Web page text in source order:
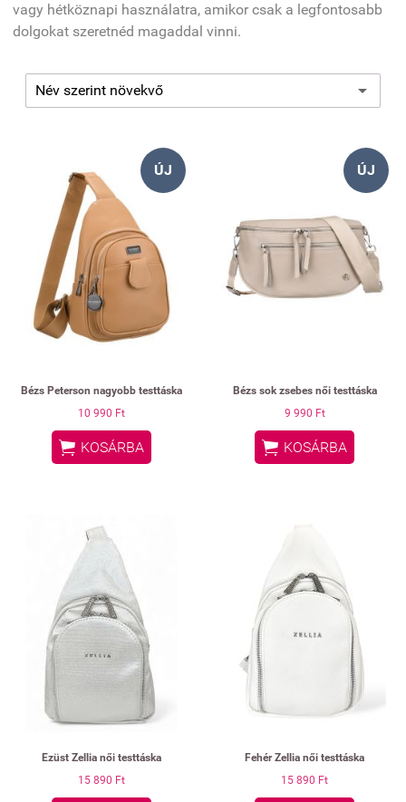
vagy hétköznapi használatra, amikor csak a legfontosabb
dolgokat szeretnéd magaddal vinni.
ÚJ
Bézs Peterson nagyobb testtáska
10 990 Ft
 KOSÁRBA
ÚJ
Bézs sok zsebes női testtáska
9 990 Ft
 KOSÁRBA
Ezüst Zellia női testtáska
15 890 Ft
Fehér Zellia női testtáska
15 890 Ft